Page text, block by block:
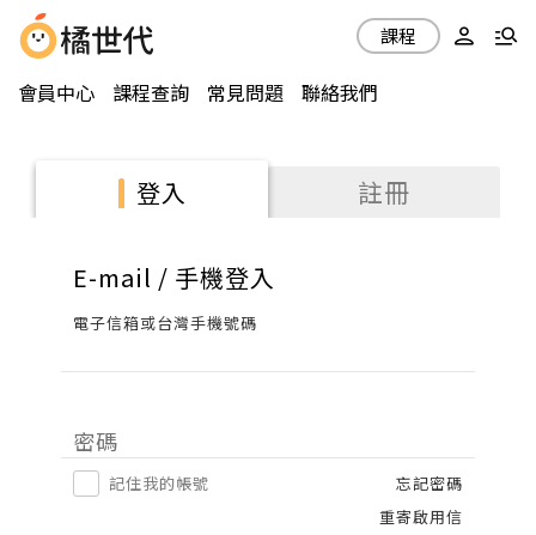
會員中心 課程查詢 常見問題 聯絡我們
課程
登入 註冊
E-mail / 手機登入
電子信箱或台灣手機號碼
密碼
記住我的帳號
忘記密碼
重寄啟用信